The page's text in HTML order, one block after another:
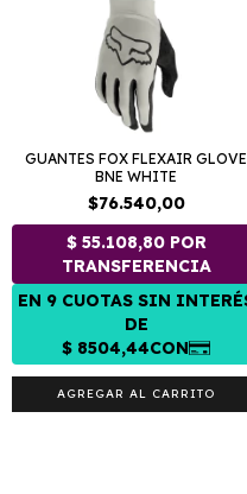
GUANTES FOX FLEXAIR GLOVE
BNE WHITE
$76.540,00
AGREGAR AL CARRITO